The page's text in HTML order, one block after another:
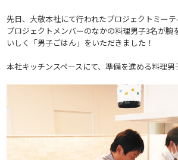
先日、大敬本社にて行われたプロジェクトミーテ
プロジェクトメンバーのなかの料理男子3名が腕
いしく「男子ごはん」をいただきました！
本社キッチンスペースにて、準備を進める料理男